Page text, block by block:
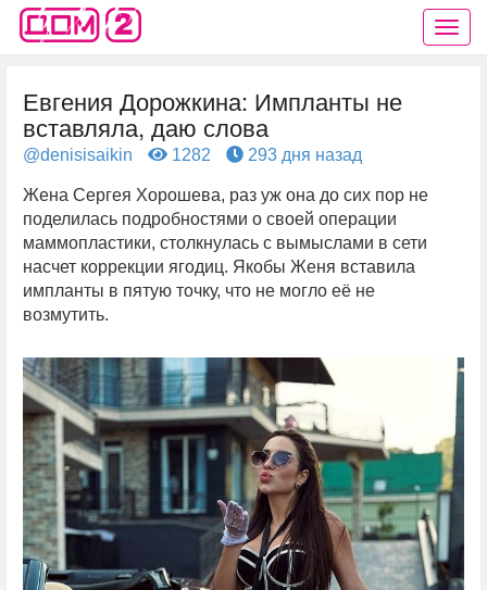
Евгения Дорожкина: Импланты не
вставляла, даю слова
@denisisaikin 1282 293 дня назад
Жена Сергея Хорошева, раз уж она до сих пор не
поделилась подробностями о своей операции
маммопластики, столкнулась с вымыслами в сети
насчет коррекции ягодиц. Якобы Женя вставила
импланты в пятую точку, что не могло её не
возмутить.